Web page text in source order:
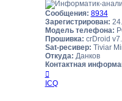
Сообщения: 8934
Зарегистрирован:
Модель телефона:
Прошивка: crDroid
Sat-ресивер: Tiviar
Откуда: Данков
Контактная
Контактная
информация
пользователя
ICQ